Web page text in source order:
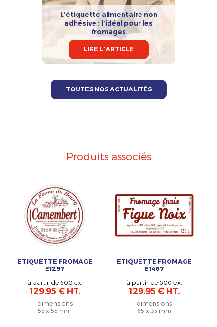
L’étiquette alimentaire non
adhésive : l’idéal pour les
fromages
LIRE L'ARTICLE
TOUTES NOS ACTUALITÉS
Produits associés
ETIQUETTE FROMAGE
E1297
à partir de 500 ex.
129.95 € HT.
dimensions
55 x 55 mm
ETIQUETTE FROMAGE
E1467
à partir de 500 ex.
129.95 € HT.
dimensions
65 x 35 mm